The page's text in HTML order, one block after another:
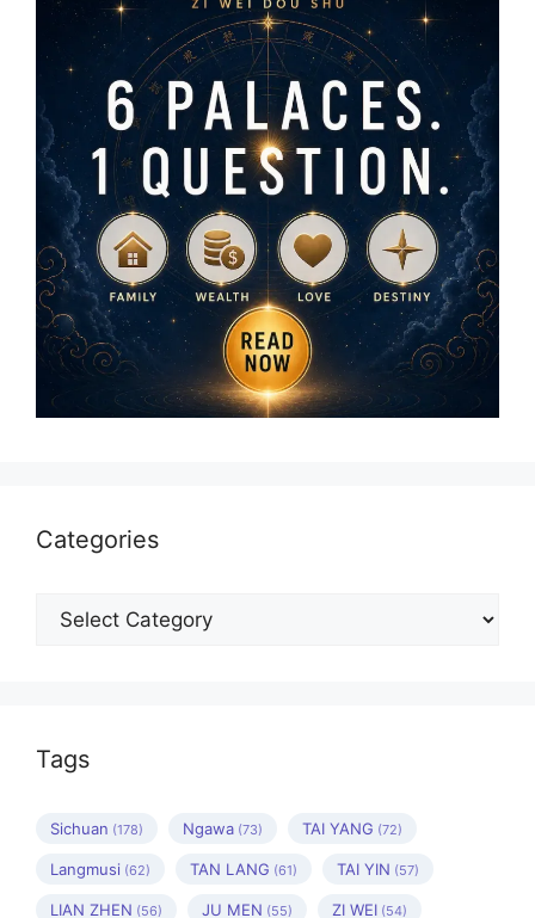
Categories
Categories
Tags
Sichuan (178) Ngawa (73) TAI YANG (72)
Langmusi (62) TAN LANG (61) TAI YIN (57)
LIAN ZHEN (56) JU MEN (55) ZI WEI (54)